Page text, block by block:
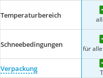
Temperaturbereich
Schneebedingungen für
Verpackung